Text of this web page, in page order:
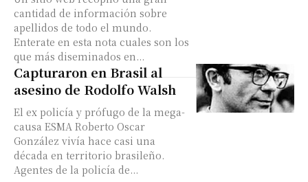
cantidad de información sobre
apellidos de todo el mundo.
Enterate en esta nota cuales son los
que más diseminados en...
Capturaron en Brasil al
asesino de Rodolfo Walsh
El ex policía y prófugo de la mega-
causa ESMA Roberto Oscar
González vivía hace casi una
década en territorio brasileño.
Agentes de la policía de...